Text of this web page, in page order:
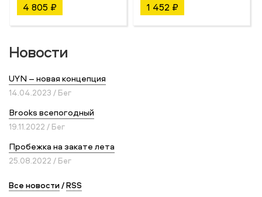
4 805 ₽
1 452 ₽
Новости
UYN – новая концепция
14.04.2023 / Бег
Brooks всепогодный
19.11.2022 / Бег
Пробежка на закате лета
25.08.2022 / Бег
Все новости/RSS